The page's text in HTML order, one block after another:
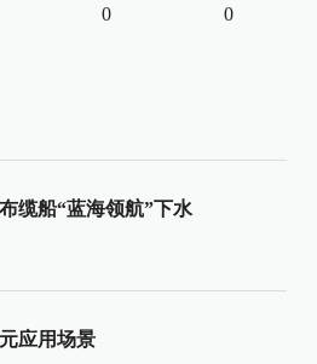
0 0
缆船“蓝海领航”下水
应用场景